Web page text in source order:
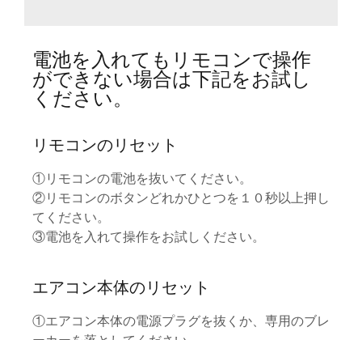
電池を入れてもリモコンで操作
ができない場合は下記をお試し
ください。
リモコンのリセット
①リモコンの電池を抜いてください。
②リモコンのボタンどれかひとつを１０秒以上押し
てください。
③電池を入れて操作をお試しください。
エアコン本体のリセット
①エアコン本体の電源プラグを抜くか、専用のブレ